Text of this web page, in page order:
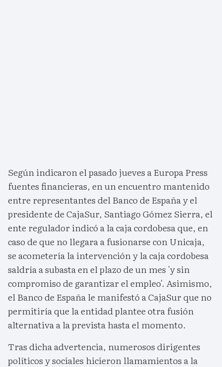
Según indicaron el pasado jueves a Europa Press
fuentes financieras, en un encuentro mantenido
entre representantes del Banco de España y el
presidente de CajaSur, Santiago Gómez Sierra, el
ente regulador indicó a la caja cordobesa que, en
caso de que no llegara a fusionarse con Unicaja,
se acometería la intervención y la caja cordobesa
saldría a subasta en el plazo de un mes 'y sin
compromiso de garantizar el empleo'. Asimismo,
el Banco de España le manifestó a CajaSur que no
permitiría que la entidad plantee otra fusión
alternativa a la prevista hasta el momento.
Tras dicha advertencia, numerosos dirigentes
políticos y sociales hicieron llamamientos a la